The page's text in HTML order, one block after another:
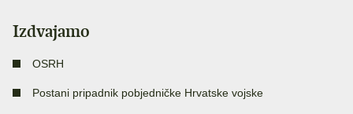
Izdvajamo
OSRH
Postani pripadnik pobjedničke Hrvatske vojske